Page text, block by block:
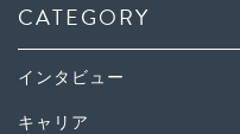
CATEGORY
インタビュー
キャリア